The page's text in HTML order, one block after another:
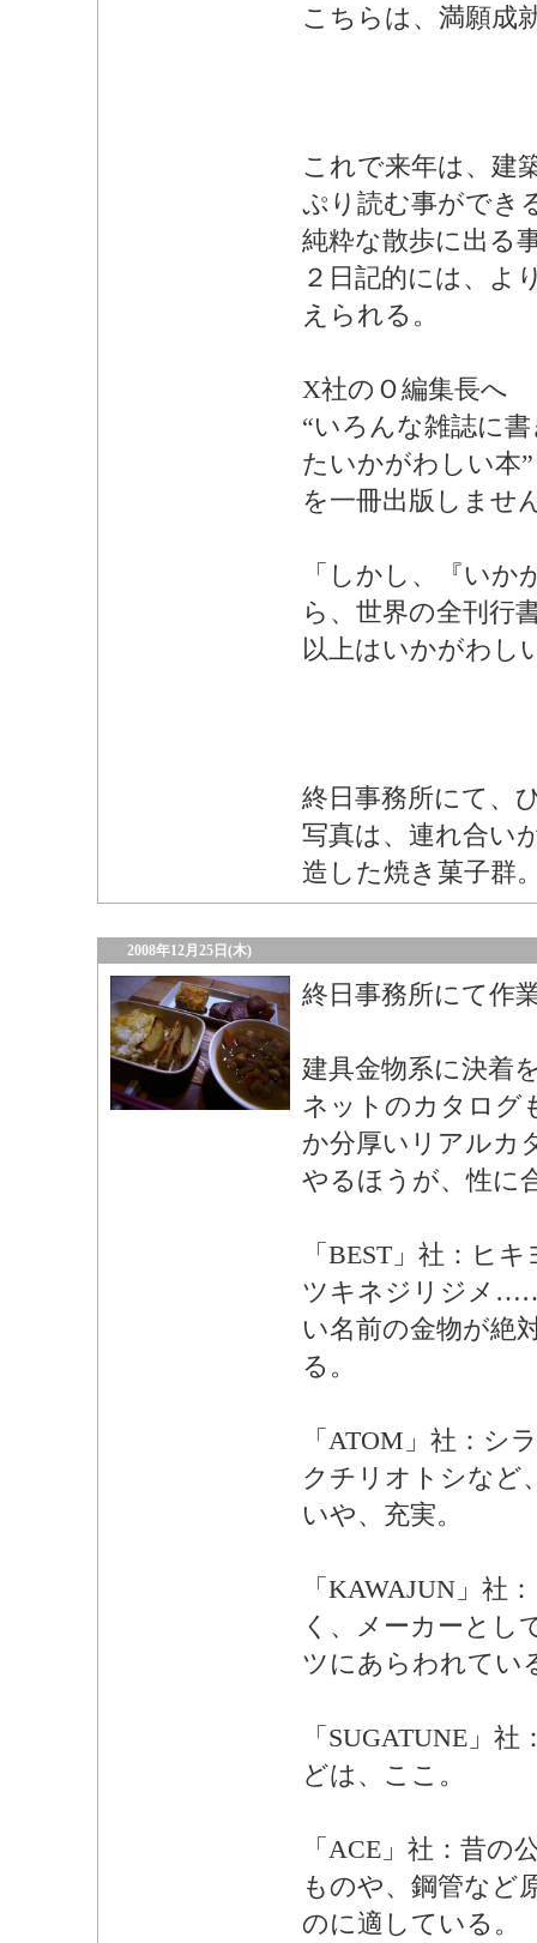
こちらは、満願成
これで来年は、建
ぷり読む事ができ
純粋な散歩に出る
２日記的には、よ
えられる。
X社のＯ編集長
“いろんな雑誌に
たいかがわしい本”
を一冊出版しませ
「しかし、『い
ら、世界の全刊行
以上はいかがわし
終日事務所にて、
写真は、連れ合い
造した焼き菓子群
2008年12月25日(木)
終日事務所にて作
建具金物系に決着
ネットのカタログ
か分厚いリアルカ
やるほうが、性に
「BEST」社：ヒ
ツキネジリジメ
い名前の金物が絶
る。
「ATOM」社：シ
クチリオトシな
いや、充実。
「KAWAJUN」社
く、メーカーとし
ツにあらわれてい
「SUGATUNE」
どは、ここ。
「ACE」社：昔の
ものや、鋼管など
のに適している。